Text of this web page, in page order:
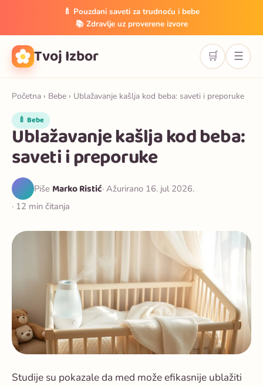
🍼 Pouzdani saveti za trudnoću i bebe
📚 Zdravlje uz proverene izvore
Tvoj Izbor 🛒 ☰
Početna › Bebe › Ublažavanje kašlja kod beba: saveti i preporuke
🍼 Bebe
Ublažavanje kašlja kod beba:
saveti i preporuke
Piše Marko Ristić· Ažurirano 16. jul 2026.
· 12 min čitanja
Studije su pokazale da med može efikasnije ublažiti